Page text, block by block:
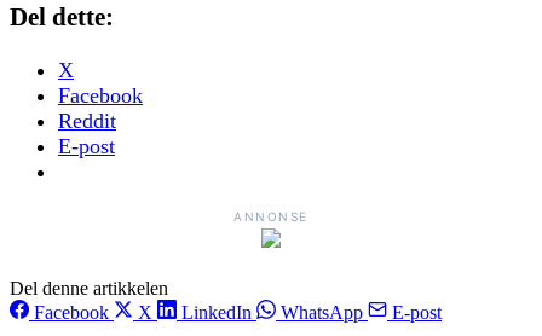
Del dette:
X
Facebook
Reddit
E-post
ANNONSE
Del denne artikkelen
Facebook
X LinkedIn WhatsApp E-post